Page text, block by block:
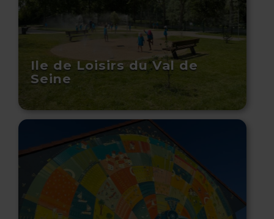
Ile de Loisirs du Val de
Seine